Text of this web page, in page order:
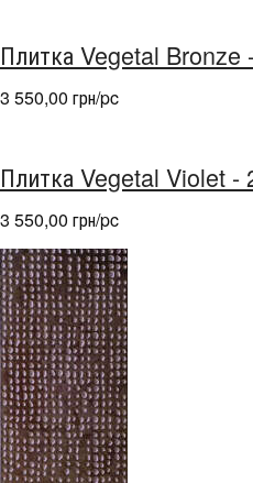
Плитка Vegetal
3 550,00 грн/pc
Плитка Vegetal Violet -
3 550,00 грн/pc